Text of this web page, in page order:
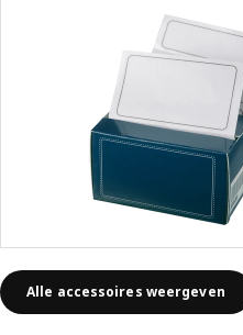
Alle accessoires weergeven